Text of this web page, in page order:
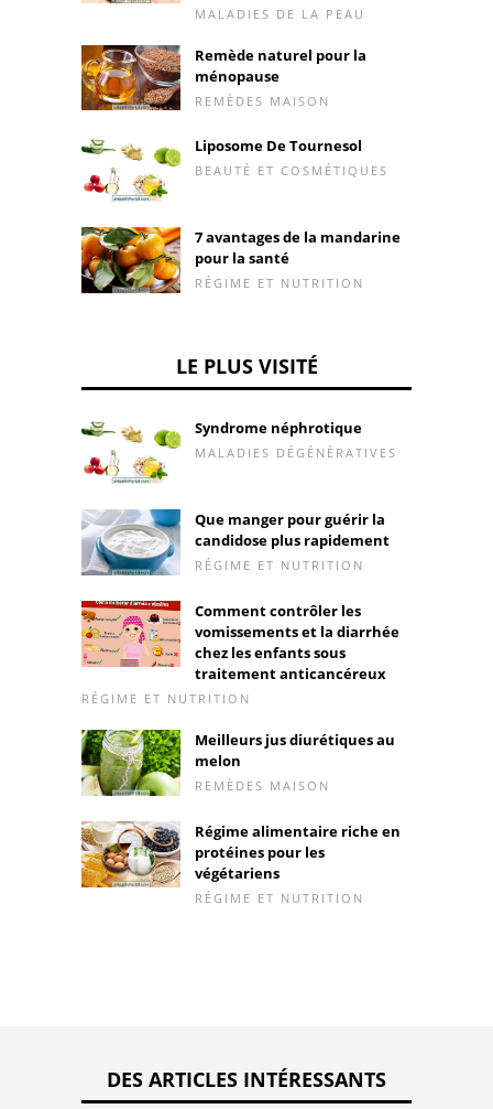
MALADIES DE LA PEAU
Remède naturel pour la
ménopause
REMÈDES MAISON
Liposome De Tournesol
BEAUTÉ ET COSMÉTIQUES
7 avantages de la mandarine
pour la santé
RÉGIME ET NUTRITION
LE PLUS VISITÉ
Syndrome néphrotique
MALADIES DÉGÉNÉRATIVES
Que manger pour guérir la
candidose plus rapidement
RÉGIME ET NUTRITION
Comment contrôler les
vomissements et la diarrhée
chez les enfants sous
traitement anticancéreux
RÉGIME ET NUTRITION
Meilleurs jus diurétiques au
melon
REMÈDES MAISON
Régime alimentaire riche en
protéines pour les
végétariens
RÉGIME ET NUTRITION
DES ARTICLES INTÉRESSANTS